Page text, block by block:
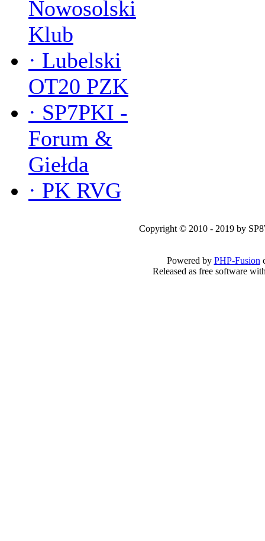
Nowosolski
Klub
· Lubelski
OT20 PZK
· SP7PKI -
Forum &
Giełda
· PK RVG
Copyright © 2010 - 2019 by
Powered by PHP-Fusion
Released as free software